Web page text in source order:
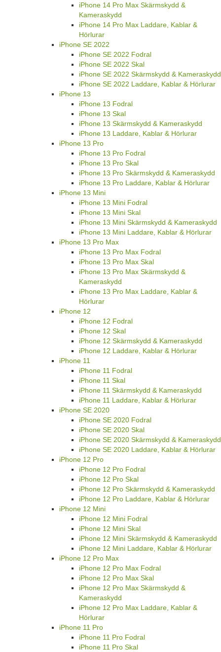
iPhone 14 Pro Max Skärmskydd &
Kameraskydd
iPhone 14 Pro Max Laddare, Kablar &
Hörlurar
iPhone SE 2022
iPhone SE 2022 Fodral
iPhone SE 2022 Skal
iPhone SE 2022 Skärmskydd & Kameraskydd
iPhone SE 2022 Laddare, Kablar & Hörlurar
iPhone 13
iPhone 13 Fodral
iPhone 13 Skal
iPhone 13 Skärmskydd & Kameraskydd
iPhone 13 Laddare, Kablar & Hörlurar
iPhone 13 Pro
iPhone 13 Pro Fodral
iPhone 13 Pro Skal
iPhone 13 Pro Skärmskydd & Kameraskydd
iPhone 13 Pro Laddare, Kablar & Hörlurar
iPhone 13 Mini
iPhone 13 Mini Fodral
iPhone 13 Mini Skal
iPhone 13 Mini Skärmskydd & Kameraskydd
iPhone 13 Mini Laddare, Kablar & Hörlurar
iPhone 13 Pro Max
iPhone 13 Pro Max Fodral
iPhone 13 Pro Max Skal
iPhone 13 Pro Max Skärmskydd &
Kameraskydd
iPhone 13 Pro Max Laddare, Kablar &
Hörlurar
iPhone 12
iPhone 12 Fodral
iPhone 12 Skal
iPhone 12 Skärmskydd & Kameraskydd
iPhone 12 Laddare, Kablar & Hörlurar
iPhone 11
iPhone 11 Fodral
iPhone 11 Skal
iPhone 11 Skärmskydd & Kameraskydd
iPhone 11 Laddare, Kablar & Hörlurar
iPhone SE 2020
iPhone SE 2020 Fodral
iPhone SE 2020 Skal
iPhone SE 2020 Skärmskydd & Kameraskydd
iPhone SE 2020 Laddare, Kablar & Hörlurar
iPhone 12 Pro
iPhone 12 Pro Fodral
iPhone 12 Pro Skal
iPhone 12 Pro Skärmskydd & Kameraskydd
iPhone 12 Pro Laddare, Kablar & Hörlurar
iPhone 12 Mini
iPhone 12 Mini Fodral
iPhone 12 Mini Skal
iPhone 12 Mini Skärmskydd & Kameraskydd
iPhone 12 Mini Laddare, Kablar & Hörlurar
iPhone 12 Pro Max
iPhone 12 Pro Max Fodral
iPhone 12 Pro Max Skal
iPhone 12 Pro Max Skärmskydd &
Kameraskydd
iPhone 12 Pro Max Laddare, Kablar &
Hörlurar
iPhone 11 Pro
iPhone 11 Pro Fodral
iPhone 11 Pro Skal